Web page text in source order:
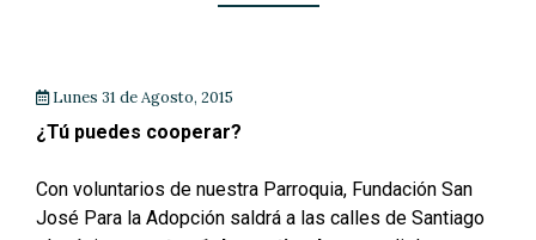
Lunes 31 de Agosto, 2015
¿Tú puedes cooperar?
Con voluntarios de nuestra Parroquia, Fundación San
José Para la Adopción saldrá a las calles de Santiago